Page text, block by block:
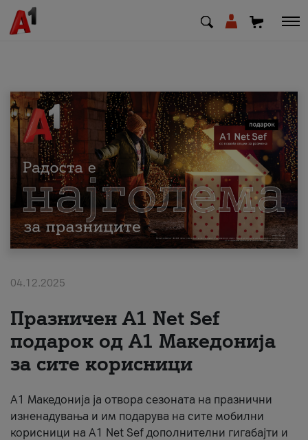
МК EN SQ
Приватни Деловни
Поддршка
Надополни кредит
За нас
#ПодобарОнлајн
04.12.2025
Празничен A1 Net Sеf
подарок од А1 Македонија
за сите корисници
А1 Македонија ја отвора сезоната на празнични
изненадувања и им подарува на сите мобилни
корисници на A1 Net Sef дополнителни гигабајти и